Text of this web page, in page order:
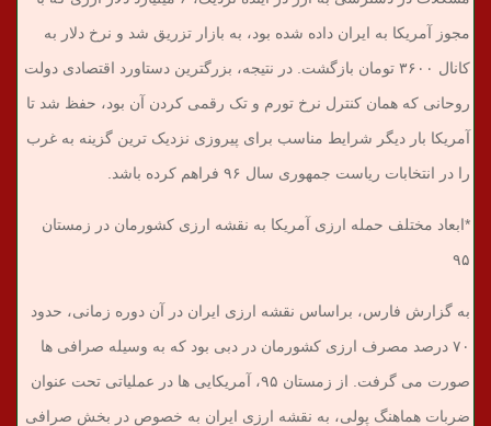
مجوز آمریکا به ایران داده شده بود، به بازار تزریق شد و نرخ دلار به
کانال ۳۶۰۰ تومان بازگشت. در نتیجه، بزرگترین دستاورد اقتصادی دولت
روحانی که همان کنترل نرخ تورم و تک رقمی کردن آن بود، حفظ شد تا
آمریکا بار دیگر شرایط مناسب برای پیروزی نزدیک ترین گزینه به غرب
را در انتخابات ریاست جمهوری سال ۹۶ فراهم کرده باشد.
*ابعاد مختلف حمله ارزی آمریکا به نقشه ارزی کشورمان در زمستان
۹۵
به گزارش فارس، براساس نقشه ارزی ایران در آن دوره زمانی، حدود
۷۰ درصد مصرف ارزی کشورمان در دبی بود که به وسیله صرافی ها
صورت می گرفت. از زمستان ۹۵، آمریکایی ها در عملیاتی تحت عنوان
ضربات هماهنگ پولی، به نقشه ارزی ایران به خصوص در بخش صرافی